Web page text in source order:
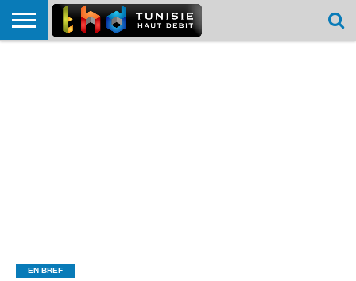
EN BREF